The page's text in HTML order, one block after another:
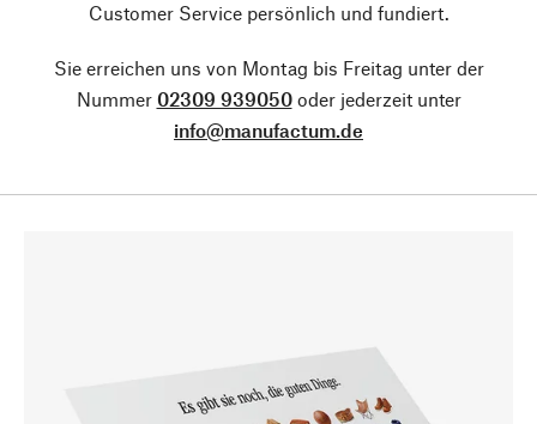
Customer Service persönlich und fundiert.
Sie erreichen uns von Montag bis Freitag unter der
Nummer 02309 939050oder jederzeit unter
info@manufactum.de